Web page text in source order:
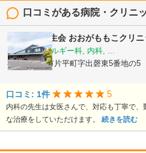
口コミがある病院・クリニ
医療法人健生会 おおがももこクリニ
小児科, アレルギー科, 内科, ...
福島県郡山市片平町字出磬東5番地の5
口コミ: 1件 5
内科の先生は女医さんで、対応も丁寧で
な治療をしていただけます。 続きを読む